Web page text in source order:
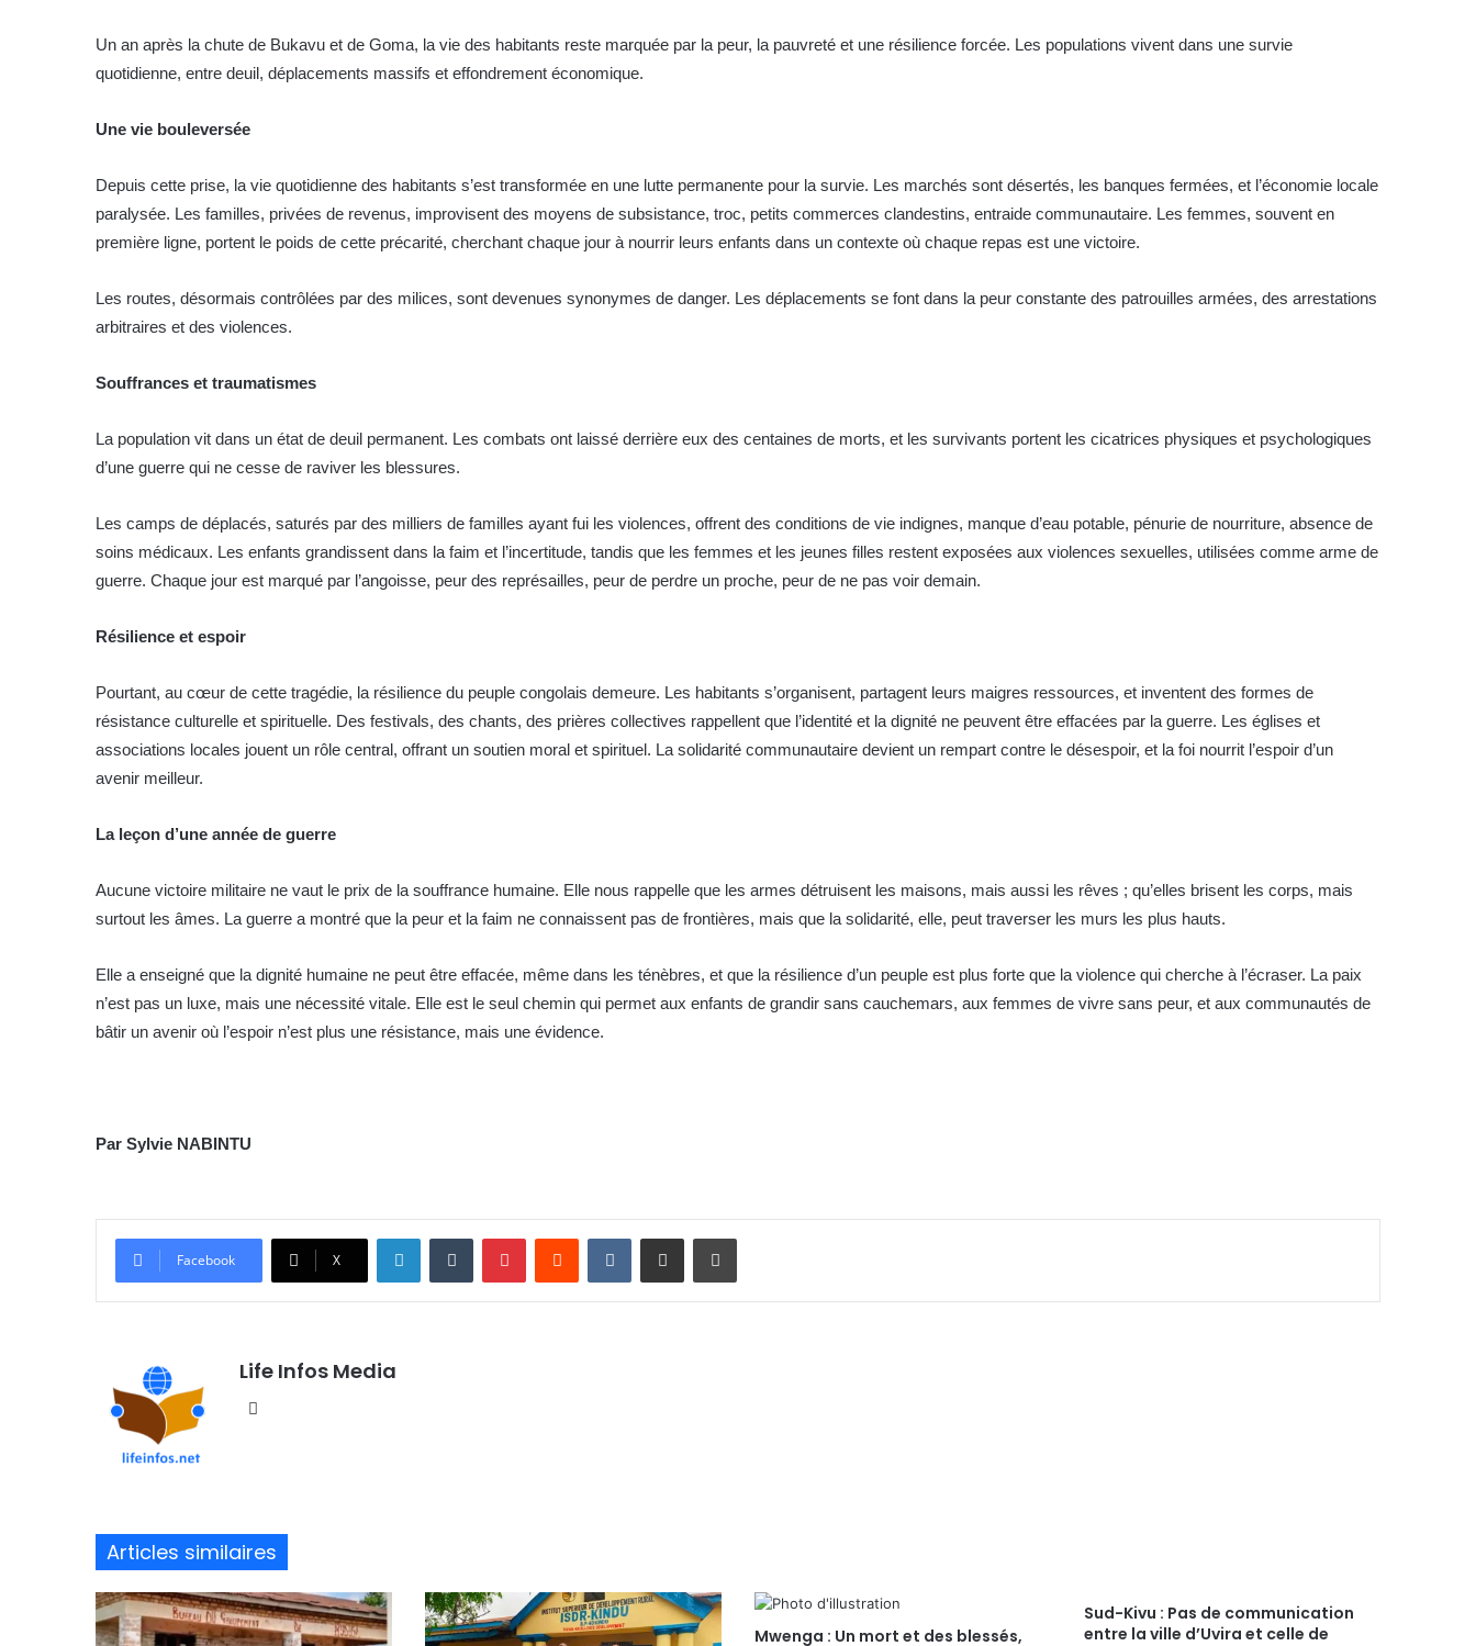
Un an après la chute de Bukavu et de Goma, la vie des habitants reste marquée par la peur, la pauvreté et une résilience forcée. Les populations vivent dans une survie
quotidienne, entre deuil, déplacements massifs et effondrement économique.
Une vie bouleversée
Depuis cette prise, la vie quotidienne des habitants s’est transformée en une lutte permanente pour la survie. Les marchés sont désertés, les banques fermées, et l’économie locale
paralysée. Les familles, privées de revenus, improvisent des moyens de subsistance, troc, petits commerces clandestins, entraide communautaire. Les femmes, souvent en
première ligne, portent le poids de cette précarité, cherchant chaque jour à nourrir leurs enfants dans un contexte où chaque repas est une victoire.
Les routes, désormais contrôlées par des milices, sont devenues synonymes de danger. Les déplacements se font dans la peur constante des patrouilles armées, des arrestations
arbitraires et des violences.
Souffrances et traumatismes
La population vit dans un état de deuil permanent. Les combats ont laissé derrière eux des centaines de morts, et les survivants portent les cicatrices physiques et psychologiques
d’une guerre qui ne cesse de raviver les blessures.
Les camps de déplacés, saturés par des milliers de familles ayant fui les violences, offrent des conditions de vie indignes, manque d’eau potable, pénurie de nourriture, absence de
soins médicaux. Les enfants grandissent dans la faim et l’incertitude, tandis que les femmes et les jeunes filles restent exposées aux violences sexuelles, utilisées comme arme de
guerre. Chaque jour est marqué par l’angoisse, peur des représailles, peur de perdre un proche, peur de ne pas voir demain.
Résilience et espoir
Pourtant, au cœur de cette tragédie, la résilience du peuple congolais demeure. Les habitants s’organisent, partagent leurs maigres ressources, et inventent des formes de
résistance culturelle et spirituelle. Des festivals, des chants, des prières collectives rappellent que l’identité et la dignité ne peuvent être effacées par la guerre. Les églises et
associations locales jouent un rôle central, offrant un soutien moral et spirituel. La solidarité communautaire devient un rempart contre le désespoir, et la foi nourrit l’espoir d’un
avenir meilleur.
La leçon d’une année de guerre
Aucune victoire militaire ne vaut le prix de la souffrance humaine. Elle nous rappelle que les armes détruisent les maisons, mais aussi les rêves ; qu’elles brisent les corps, mais
surtout les âmes. La guerre a montré que la peur et la faim ne connaissent pas de frontières, mais que la solidarité, elle, peut traverser les murs les plus hauts.
Elle a enseigné que la dignité humaine ne peut être effacée, même dans les ténèbres, et que la résilience d’un peuple est plus forte que la violence qui cherche à l’écraser. La paix
n’est pas un luxe, mais une nécessité vitale. Elle est le seul chemin qui permet aux enfants de grandir sans cauchemars, aux femmes de vivre sans peur, et aux communautés de
bâtir un avenir où l’espoir n’est plus une résistance, mais une évidence.
Par Sylvie NABINTU
Facebook X
Life Infos Media
Articles similaires
Mwenga : Un mort et des blessés,
Sud-Kivu : Pas de communication
entre la ville d’Uvira et celle de